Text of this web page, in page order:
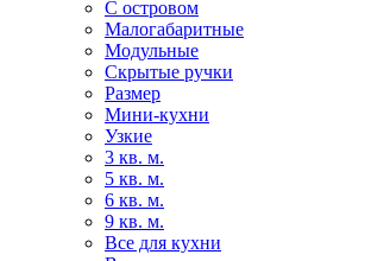
С островом
Малогабаритные
Модульные
Скрытые ручки
Размер
Мини-кухни
Узкие
3 кв. м.
5 кв. м.
6 кв. м.
9 кв. м.
Все для кухни